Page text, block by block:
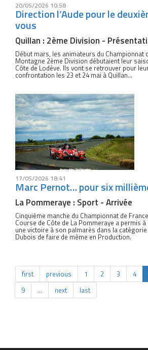
20/05/2026 10:58
Direction l’Aude pour le
vous
Quillan : 2ème Division -
Début mars, les animateurs du Championnat
Montagne 2ème Division débutaient leur
Côte de Lodève. Ils vont se retrouver pour
confrontation les 23 et 24 mai à Quillan...
17/05/2026 18:41
Marc Pernot… pour six
La Pommeraye : Sport - Arrivée
Cinquième manche du Championnat de
Course de Côte de La Pommeraye a permis
une victoire à son palmarès dans la
Dubois de faire de même en Production.
first previous 1 2 3 4
9
… next last